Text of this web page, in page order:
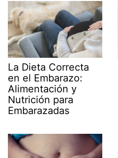
La Dieta Correcta
en el Embarazo:
Alimentación y
Nutrición para
Embarazadas